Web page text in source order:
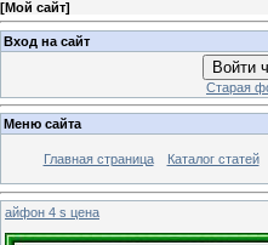
[Мой сайт]
Вход на сайт
Войти
Старая
Меню сайта
Главная страница Каталог статей
айфон 4 s цена